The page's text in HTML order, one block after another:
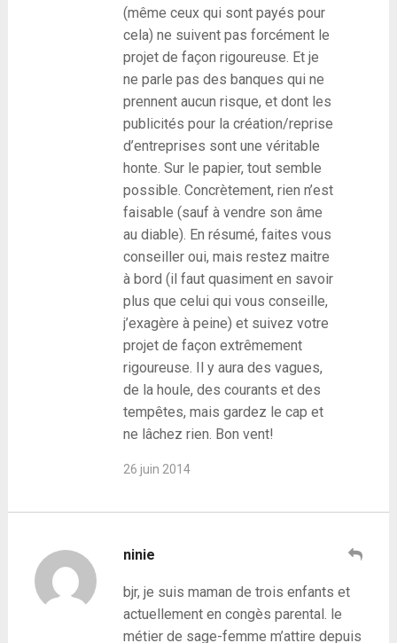
(même ceux qui sont payés pour
cela) ne suivent pas forcément le
projet de façon rigoureuse. Et je
ne parle pas des banques qui ne
prennent aucun risque, et dont les
publicités pour la création/reprise
d’entreprises sont une véritable
honte. Sur le papier, tout semble
possible. Concrètement, rien n’est
faisable (sauf à vendre son âme
au diable). En résumé, faites vous
conseiller oui, mais restez maitre
à bord (il faut quasiment en savoir
plus que celui qui vous conseille,
j’exagère à peine) et suivez votre
projet de façon extrêmement
rigoureuse. Il y aura des vagues,
de la houle, des courants et des
tempêtes, mais gardez le cap et
ne lâchez rien. Bon vent!
26 juin 2014
ninie
bjr, je suis maman de trois enfants et
actuellement en congès parental. le
métier de sage-femme m’attire depuis